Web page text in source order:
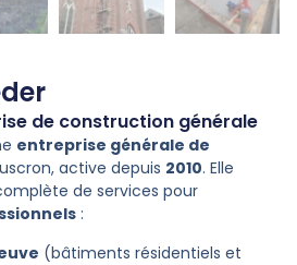
de construction générale
entreprise générale de
active depuis 2010. Elle
de services pour
:
(bâtiments résidentiels et